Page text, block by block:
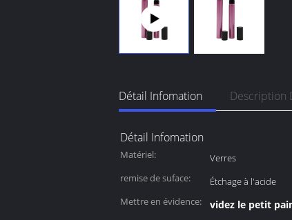
Détail Infomation Description
Détail Infomation
Matériel: Verres
remise de suface:
Étchage à l'acide
Mettre en évidence:
videz le petit